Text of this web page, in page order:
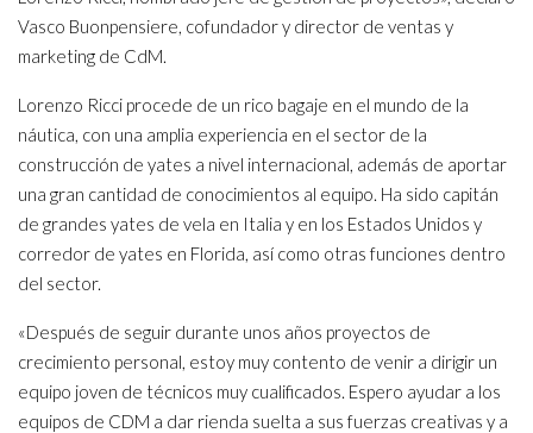
Vasco Buonpensiere, cofundador y director de ventas y
marketing de CdM.
Lorenzo Ricci procede de un rico bagaje en el mundo de la
náutica, con una amplia experiencia en el sector de la
construcción de yates a nivel internacional, además de aportar
una gran cantidad de conocimientos al equipo. Ha sido capitán
de grandes yates de vela en Italia y en los Estados Unidos y
corredor de yates en Florida, así como otras funciones dentro
del sector.
«Después de seguir durante unos años proyectos de
crecimiento personal, estoy muy contento de venir a dirigir un
equipo joven de técnicos muy cualificados. Espero ayudar a los
equipos de CDM a dar rienda suelta a sus fuerzas creativas y a